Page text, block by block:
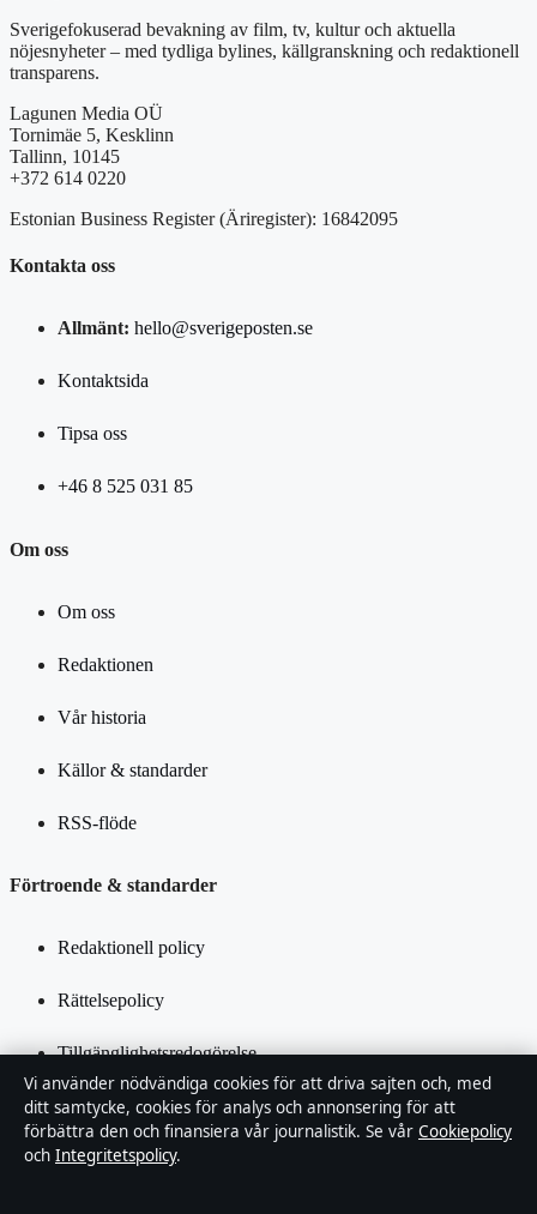
Sverigefokuserad bevakning av film, tv, kultur och aktuella
nöjesnyheter – med tydliga bylines, källgranskning och redaktionell
transparens.
Lagunen Media OÜ
Tornimäe 5, Kesklinn
Tallinn, 10145
+372 614 0220
Estonian Business Register (Äriregister): 16842095
Kontakta oss
Allmänt: hello@sverigeposten.se
Kontaktsida
Tipsa oss
+46 8 525 031 85
Om oss
Om oss
Redaktionen
Vår historia
Källor & standarder
RSS-flöde
Förtroende & standarder
Redaktionell policy
Rättelsepolicy
Tillgänglighetsredogörelse
Integritetspolicy
Kändisar & integritet
Vi använder nödvändiga cookies för att driva sajten och, med
ditt samtycke, cookies för analys och annonsering för att
förbättra den och finansiera vår journalistik. Se vår Cookiepolicy
och Integritetspolicy.